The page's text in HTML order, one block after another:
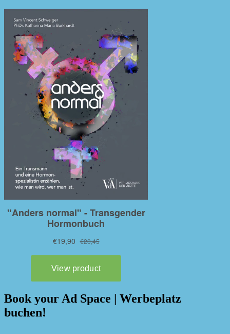
Book your Ad Space | Werbeplatz
buchen!